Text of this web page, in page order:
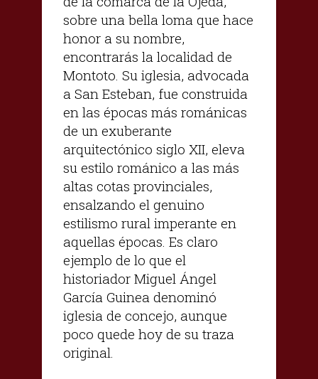
sobre una bella loma que hace
honor a su nombre,
encontrarás la localidad de
Montoto. Su iglesia, advocada
a San Esteban, fue construida
en las épocas más románicas
de un exuberante
arquitectónico siglo XII, eleva
su estilo románico a las más
altas cotas provinciales,
ensalzando el genuino
estilismo rural imperante en
aquellas épocas. Es claro
ejemplo de lo que el
historiador Miguel Ángel
García Guinea denominó
iglesia de concejo, aunque
poco quede hoy de su traza
original.